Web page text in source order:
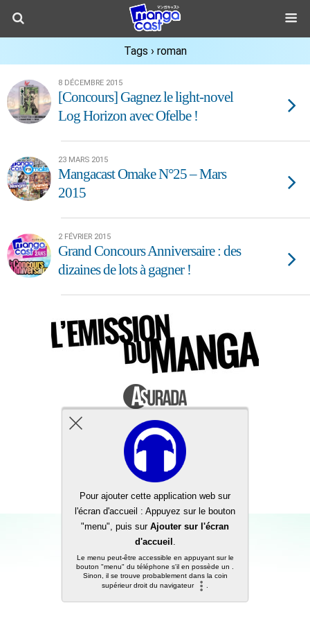
Tags › roman
8 DÉCEMBRE 2015
[Concours] Gagnez le light-novel
Log Horizon avec Ofelbe !
23 MARS 2015
Mangacast Omake N°25 – Mars
2015
2 FÉVRIER 2015
Grand Concours Anniversaire : des
dizaines de lots à gagner !
Back to top